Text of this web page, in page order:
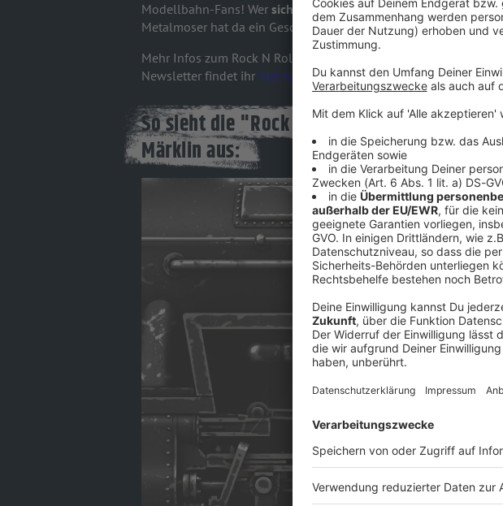
Modellbahn-Fans! Wer sich selbst überzeugen möchte:Haltet
Metalmoser hat da ein Geschenk für euch... 😉
Mehr Infos zum Rock N Roll Train, allen Produkten der Serie und
Newsletter findet ihr hier auf der Märklin-Website.
So sieht die "Rock N Roll Train" AC/DC
Märklin aus: